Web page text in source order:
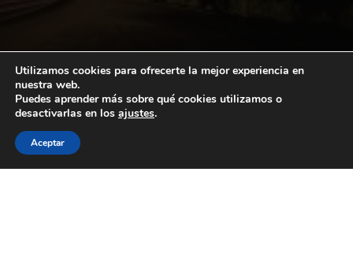
Utilizamos cookies para ofrecerte la mejor experiencia en
nuestra web.
Puedes aprender más sobre qué cookies utilizamos o
desactivarlas en los ajustes.
Aceptar
twitter facebook